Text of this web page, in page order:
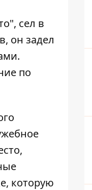
сел в
он задел
по
которую